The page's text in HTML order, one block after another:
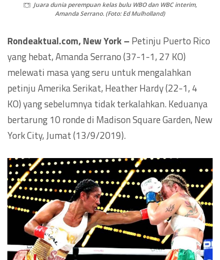
Juara dunia perempuan kelas bulu WBO dan WBC interim,
Amanda Serrano. (Foto: Ed Mulholland)
Rondeaktual.com, New York – Petinju Puerto Rico
yang hebat, Amanda Serrano (37-1-1, 27 KO)
melewati masa yang seru untuk mengalahkan
petinju Amerika Serikat, Heather Hardy (22-1, 4
KO) yang sebelumnya tidak terkalahkan. Keduanya
bertarung 10 ronde di Madison Square Garden, New
York City, Jumat (13/9/2019).